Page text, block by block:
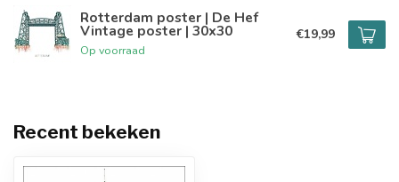
Rotterdam poster | De Hef
Vintage poster | 30x30
Op voorraad
€19,99
Recent bekeken